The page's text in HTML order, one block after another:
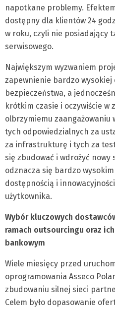
napotkane problemy.
dostępny dla klientów 24
w roku, czyli nie posiadający
serwisowego.
Największym wyzwaniem
zapewnienie bardzo wysokiej
bezpieczeństwa, a
krótkim czasie i oczywiście w
olbrzymiemu zaangażowaniu
tych odpowiedzialnych za
za infrastrukturę i tych za
się zbudować i wdrożyć
odznacza się bardzo
dostępnością i
użytkownika.
Wybór kluczowych
ramach outsourcingu oraz
bankowym
Wiele miesięcy przed
oprogramowania Asseco
zbudowaniu silnej sieci
Celem było dopasowanie